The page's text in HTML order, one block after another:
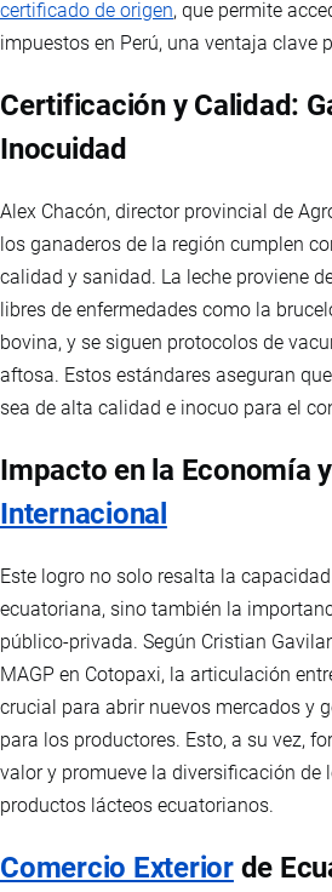
certificado de origen, que permite
impuestos en Perú, una ventaja clave
Certificación y Calidad:
Inocuidad
Alex Chacón, director provincial de
los ganaderos de la región cumplen
calidad y sanidad. La leche proviene
libres de enfermedades como la
bovina, y se siguen protocolos de
aftosa. Estos estándares aseguran
sea de alta calidad e inocuo para el
Impacto en la Economía y
Internacional
Este logro no solo resalta la
ecuatoriana, sino también la
público-privada. Según Cristian
MAGP en Cotopaxi, la articulación
crucial para abrir nuevos mercados y
para los productores. Esto, a su vez,
valor y promueve la diversificación de
productos lácteos ecuatorianos.
Comercio Exteriorde